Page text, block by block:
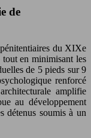
de
du XIXe
en minimisant les
de 5 pieds sur 9
renforcé
amplifie
au développement
détenus soumis à un